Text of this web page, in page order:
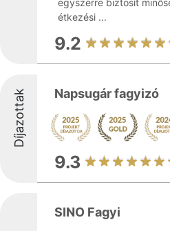
egyszerre biztosít
étkezési ...
9.2
Díjazottak Napsugár fagyizó
9.3
SINO Fagyi